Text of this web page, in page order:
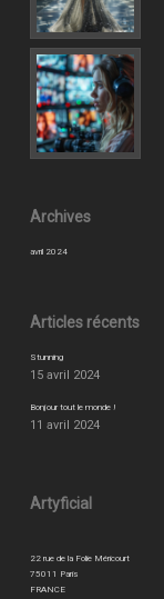
Archives
avril 2024
Articles récents
Stunning
15 avril 2024
Bonjour tout le monde !
11 avril 2024
Artyficial
22 rue de la Folie Méricourt
75011 Paris
FRANCE